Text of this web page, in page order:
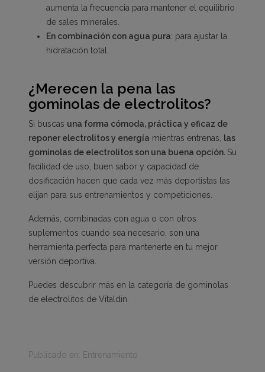
aumenta la frecuencia para mantener el equilibrio
de sales minerales.
En combinación con agua pura: para ajustar la
hidratación total.
¿Merecen la pena las
gominolas de electrolitos?
Si buscas una forma cómoda, práctica y eficaz de
reponer electrolitos y energía mientras entrenas,
las
gominolas de electrolitos son una buena opción. Su
facilidad de uso, buen sabor y capacidad de
dosificación hacen que cada vez más deportistas las
elijan para sus entrenamientos y competiciones.
Además, combinadas con agua o con otros
suplementos cuando sea necesario, son una
herramienta perfecta para mantenerte en tu mejor
versión deportiva.
Puedes descubrir más en la categoría de gominolas
de electrolitos de Vitaldin.
Publicado en: Entrenamiento